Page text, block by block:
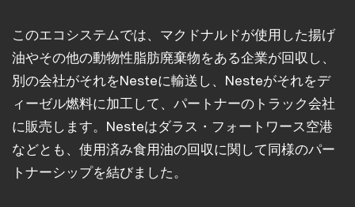
このエコシステムでは、マクドナルドが使用した揚げ
油やその他の動物性脂肪廃棄物をある企業が回収し、
別の会社がそれをNesteに輸送し、Nesteがそれをデ
ィーゼル燃料に加工して、パートナーのトラック会社
に販売します。Nesteはダラス・フォートワース空港
などとも、使用済み食用油の回収に関して同様のパー
トナーシップを結びました。